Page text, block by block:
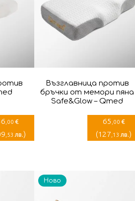
,00 €
,53 лв.)
Възглавница против
бръчки от мемори пяна
Safe&Glow – Qmed
65 ,00 €
(127 ,13 лв.)
Ново